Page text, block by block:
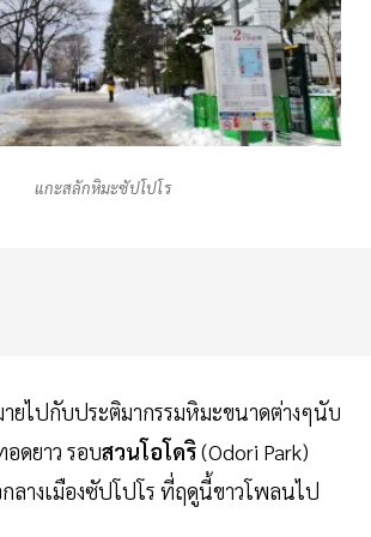
แกะสลักหิมะซัปโปโร
ยไปกับประติมากรรมหิมะขนาดต่างๆนับ
ดยาว รอบสวนโอโดริ(Odori Park)
ลางเมืองซัปโปโร ที่ฤดูนี้ขาวโพลนไป